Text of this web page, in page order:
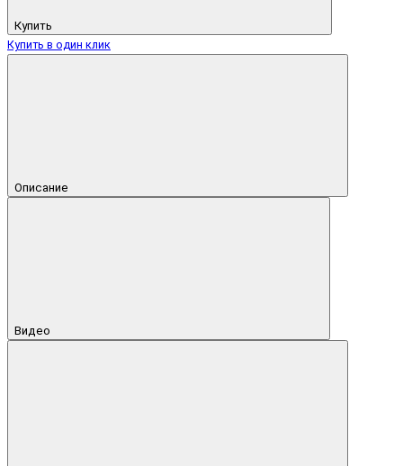
Купить
Купить в один клик
Описание
Видео